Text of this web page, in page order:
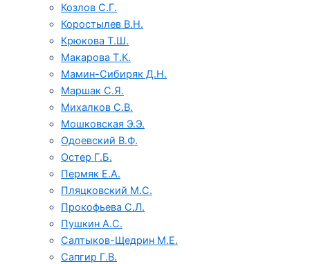
Козлов С.Г.
Коростылев В.Н.
Крюкова Т.Ш.
Макарова Т.К.
Мамин-Сибиряк Д.Н.
Маршак С.Я.
Михалков С.В.
Мошковская Э.Э.
Одоевский В.Ф.
Остер Г.Б.
Пермяк Е.А.
Пляцковский М.С.
Прокофьева С.Л.
Пушкин А.С.
Салтыков-Щедрин М.Е.
Сапгир Г.В.